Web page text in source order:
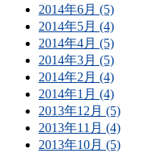
2014年6月 (5)
2014年5月 (4)
2014年4月 (5)
2014年3月 (5)
2014年2月 (4)
2014年1月 (4)
2013年12月 (5)
2013年11月 (4)
2013年10月 (5)